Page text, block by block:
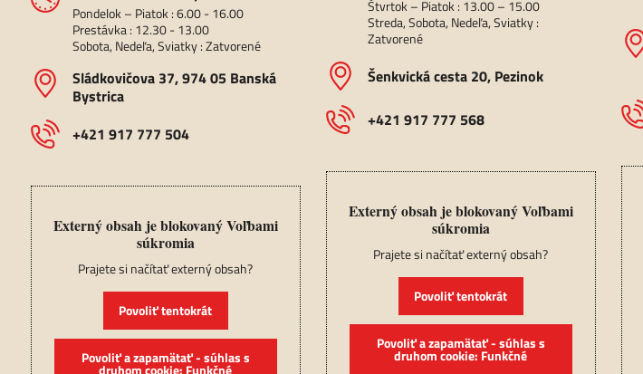
Pondelok – Piatok : 6.00 - 16.00
Prestávka : 12.30 - 13.00
Sobota, Nedeľa, Sviatky : Zatvorené
Sládkovičova 37, 974 05 Banská
Bystrica
+421 917 777 504
Externý obsah je blokovaný Voľbami
súkromia
Prajete si načítať externý obsah?
Povoliť tentokrát
Povoliť a zapamätať - súhlas s
druhom cookie: Funkčné
Štvrtok – Piatok : 13.00 – 15.00
Streda, Sobota, Nedeľa, Sviatky :
Zatvorené
Šenkvická cesta 20, Pezinok
+421 917 777 568
Externý obsah je blokovaný Voľbami
súkromia
Prajete si načítať externý obsah?
Povoliť tentokrát
Povoliť a zapamätať - súhlas s
druhom cookie: Funkčné